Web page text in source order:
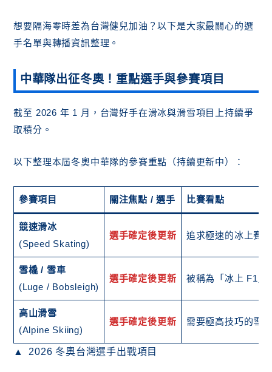
想要隔海零時差為台灣健兒加油？以下是大家最關心的選
手名單與轉播資訊整理。
中華隊出征冬奧！重點選手與參賽項目
截至 2026 年 1 月，台灣好手在滑冰與滑雪項目上持續爭
取積分。
以下整理本屆冬奧中華隊的參賽重點（持續更新中）：
參賽項目 關注焦點 / 選手 比賽看點
競速滑冰
(Speed Skating)
選手確定後更新 追求極速的冰上賽
雪橇 / 雪車
(Luge / Bobsleigh)
選手確定後更新 被稱為「冰上 F1」
高山滑雪
(Alpine Skiing)
選手確定後更新 需要極高技巧的雪
2026 冬奧台灣選手出戰項目